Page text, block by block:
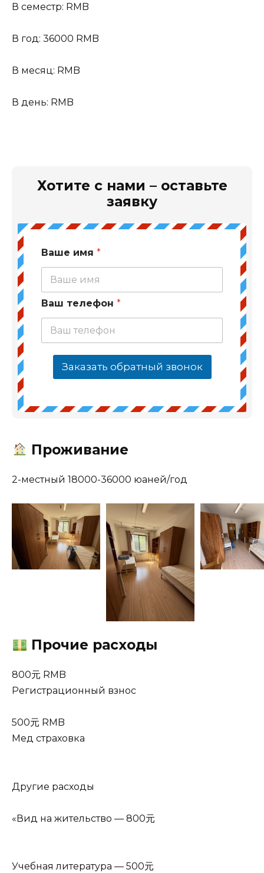
В семестр: RMB
В год: 36000 RMB
В месяц: RMB
В день: RMB
Хотите с нами – оставьте
заявку
Ваше имя *
Ваш телефон *
Заказать обратный звонок
Проживание
2-местный 18000-36000 юаней/год
Прочие расходы
800元 RMB
Регистрационный взнос
500元 RMB
Мед страховка
Другие расходы
«Вид на жительство — 800元
Учебная литература — 500元